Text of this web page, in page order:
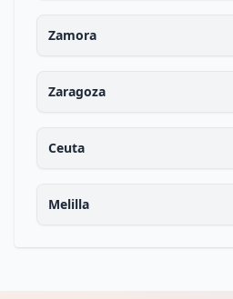
Zamora
Zaragoza
Ceuta
Melilla